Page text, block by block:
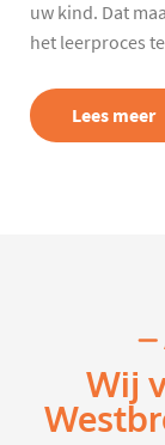
uw kind. Dat
het leerproces
Lees meer
Wij